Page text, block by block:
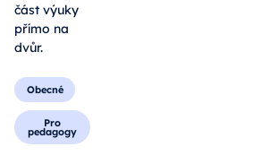
část výuky
přímo na
dvůr.
Obecné
Pro
pedagogy